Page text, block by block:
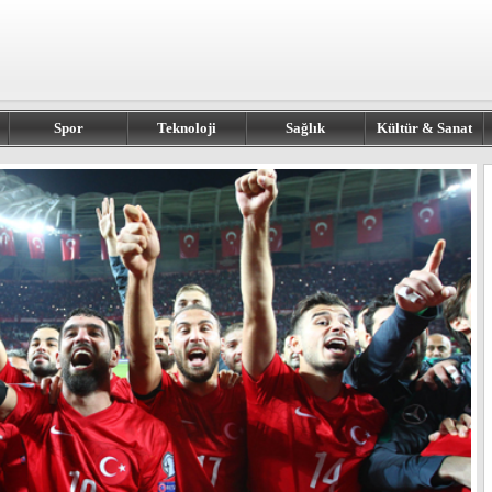
Spor Teknoloji Sağlık Kültür & Sanat